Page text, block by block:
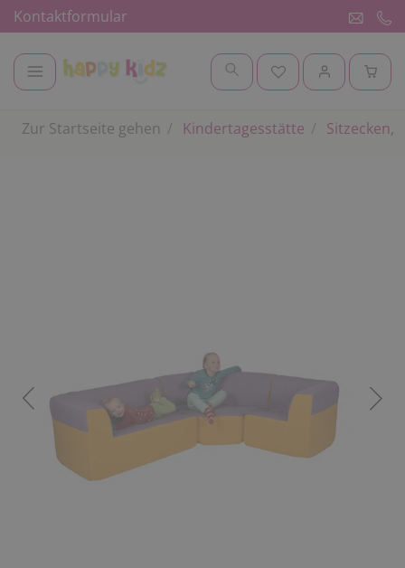
Kontaktformular
Zur Startseite gehen Kindertagesstätte Sitzecken,